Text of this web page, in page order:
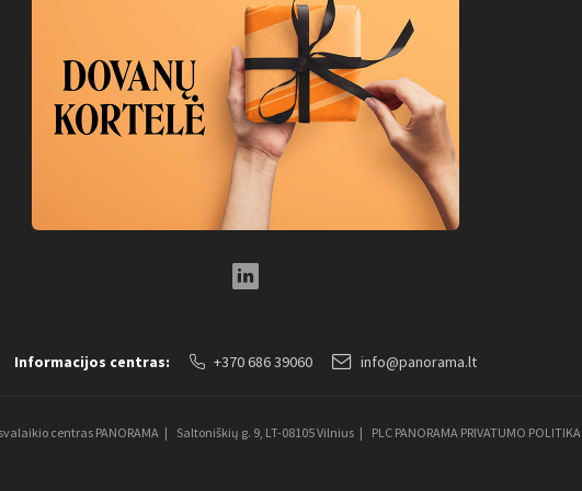
Informacijos centras: +370 686 39060 info@panorama.lt
centras PANORAMA Saltoniškių g. 9, LT-08105 Vilnius PLC PANORAMA PRIVATUMO POLITIKA